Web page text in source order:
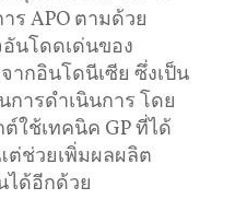
ร APO ตามด้วย
นโดดเด่นของ
ากอินโดนีเซีย ซึ่งเป็น
การดำเนินการ โดย
ใช้เทคนิค GP ที่ได้
ต่ช่วยเพิ่มผลผลิต
ได้อีกด้วย